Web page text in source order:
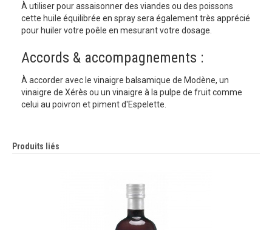
À utiliser pour assaisonner des viandes ou des poissons
cette huile équilibrée en spray sera également très apprécié
pour huiler votre poêle en mesurant votre dosage.
Accords & accompagnements :
À accorder avec le vinaigre balsamique de Modène, un
vinaigre de Xérès ou un vinaigre à la pulpe de fruit comme
celui au poivron et piment d'Espelette.
Produits liés